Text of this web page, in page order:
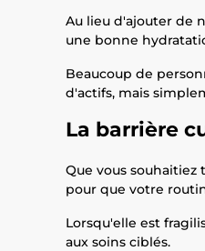
Au lieu d'ajouter de
une bonne
Beaucoup de
d'actifs, mais
La barrière
Que vous
pour que votre
Lorsqu'elle est
aux soins ciblés.